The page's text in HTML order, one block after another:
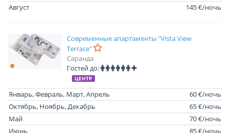
Август
145 €/ночь
Современные апартаменты "Vista View
Terrace"
Саранда
Гостей до:
ЦЕНТР
Январь, Февраль, Март, Апрель
60 €/ночь
Октябрь, Ноябрь, Декабрь
65 €/ночь
Май
70 €/ночь
Июнь
85 €/ночь